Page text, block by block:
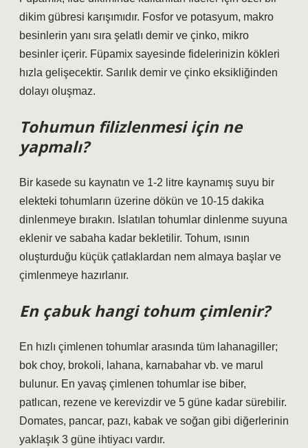
dikim gübresi karışımıdır. Fosfor ve potasyum, makro
besinlerin yanı sıra şelatlı demir ve çinko, mikro
besinler içerir. Füpamix sayesinde fidelerinizin kökleri
hızla gelişecektir. Sarılık demir ve çinko eksikliğinden
dolayı oluşmaz.
Tohumun filizlenmesi için ne
yapmalı?
Bir kasede su kaynatın ve 1-2 litre kaynamış suyu bir
elekteki tohumların üzerine dökün ve 10-15 dakika
dinlenmeye bırakın. Islatılan tohumlar dinlenme suyuna
eklenir ve sabaha kadar bekletilir. Tohum, ısının
oluşturduğu küçük çatlaklardan nem almaya başlar ve
çimlenmeye hazırlanır.
En çabuk hangi tohum çimlenir?
En hızlı çimlenen tohumlar arasında tüm lahanagiller;
bok choy, brokoli, lahana, karnabahar vb. ve marul
bulunur. En yavaş çimlenen tohumlar ise biber,
patlıcan, rezene ve kerevizdir ve 5 güne kadar sürebilir.
Domates, pancar, pazı, kabak ve soğan gibi diğerlerinin
yaklaşık 3 güne ihtiyacı vardır.